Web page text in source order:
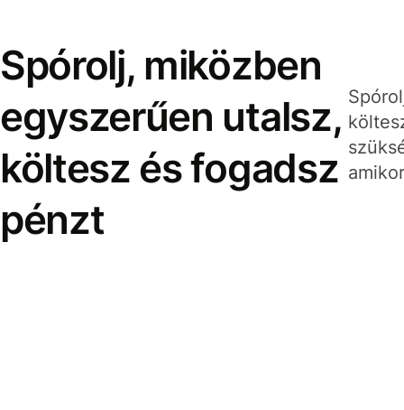
Spórolj, miközben
egyszerűen utalsz,
költesz és fogadsz
pénzt